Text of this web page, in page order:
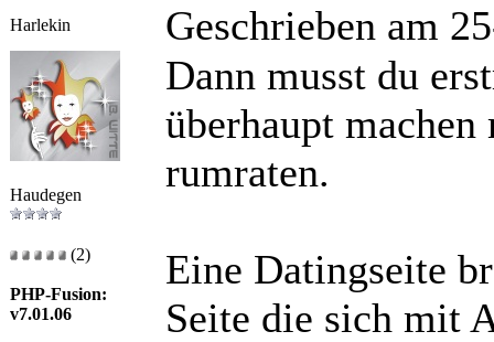
Harlekin Geschrieben am
Haudegen
(2)
PHP-Fusion:
v7.01.06
Dann musst du
überhaupt
rumraten.
Eine Datingseite
Seite die sich mit